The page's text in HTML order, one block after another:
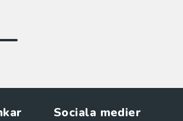
Sociala medier